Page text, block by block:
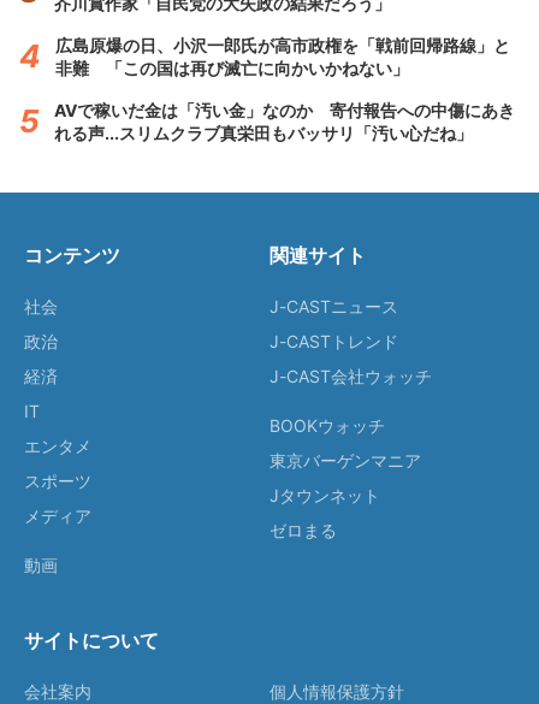
広島原爆の日、小沢一郎氏が高市政権を「戦前回帰路線」と
非難 「この国は再び滅亡に向かいかねない」
AVで稼いだ金は「汚い金」なのか 寄付報告への中傷にあき
れる声...スリムクラブ真栄田もバッサリ「汚い心だね」
コンテンツ
社会
政治
経済
IT
エンタメ
スポーツ
メディア
動画
関連サイト
J-CASTニュース
J-CASTトレンド
J-CAST会社ウォッチ
BOOKウォッチ
東京バーゲンマニア
Jタウンネット
ゼロまる
サイトについて
会社案内 個人情報保護方針